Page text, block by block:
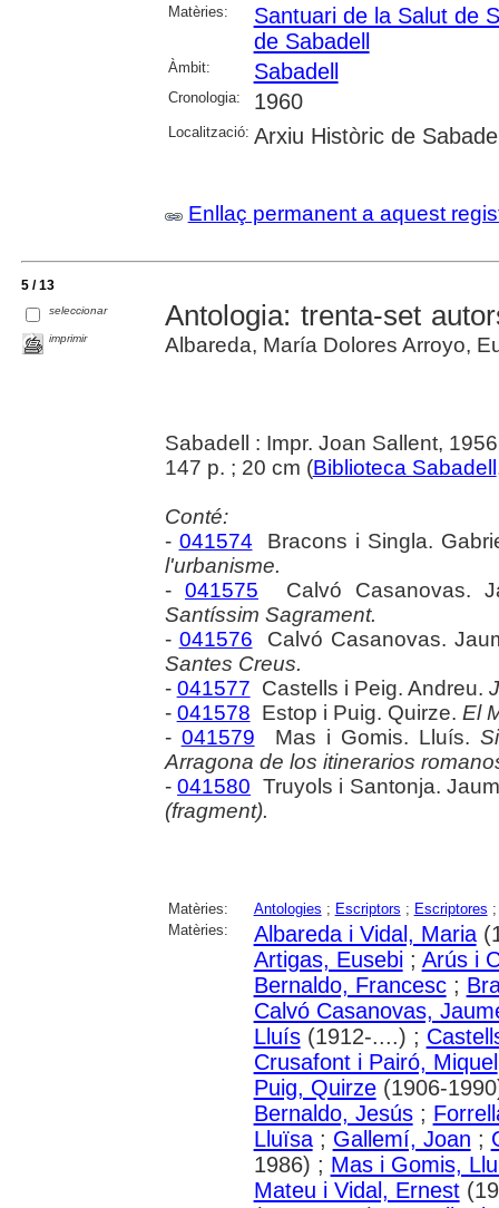
Matèries:
Santuari de la Salut de
de Sabadell
Àmbit: Sabadell
Cronologia: 1960
Localització: Arxiu Històric de
Enllaç permanent a aquest
5 / 13
seleccionar
imprimir
Antologia: trenta-set
Albareda, María Dolores Arroyo,
Sabadell : Impr. Joan Sallent, 1956
147 p. ; 20 cm (Biblioteca Sabadell
Conté:
- 041574 Bracons i Singla.
l'urbanisme.
- 041575 Calvó Casanovas.
Santíssim Sagrament.
- 041576 Calvó Casanovas.
Santes Creus.
- 041577 Castells i Peig. Andreu.
- 041578 Estop i Puig. Quirze. El
- 041579 Mas i Gomis. Lluís.
Arragona de los itinerarios
-041580 Truyols i Santonja.
(fragment).
Matèries: Antologies ; Escriptors ; Escriptores
Matèries:
Albareda i Vidal, Maria
Artigas, Eusebi; Arús i
Bernaldo, Francesc;
Calvó Casanovas,
Lluís(1912-....) ;
Crusafont i Pairó, Miquel
Puig, Quirze(1906-
Bernaldo, Jesús;
Lluïsa; Gallemí, Joan ;
1986) ; Mas i Gomis,
Mateu i Vidal, Ernest